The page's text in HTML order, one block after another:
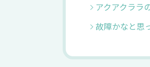
アクアクララ
故障かなと思